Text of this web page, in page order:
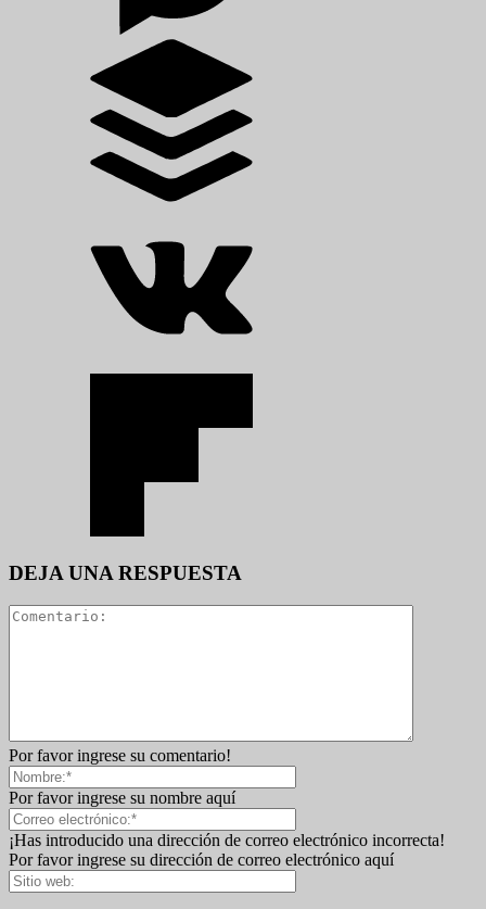
DEJA UNA RESPUESTA
Por favor ingrese su comentario!
Por favor ingrese su nombre aquí
¡Has introducido una dirección de correo electrónico incorrecta!
Por favor ingrese su dirección de correo electrónico aquí